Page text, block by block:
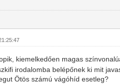
kiemelkedően magas
irodalomba belépőnek ki mit
Ötös számú vágóhíd esetleg?